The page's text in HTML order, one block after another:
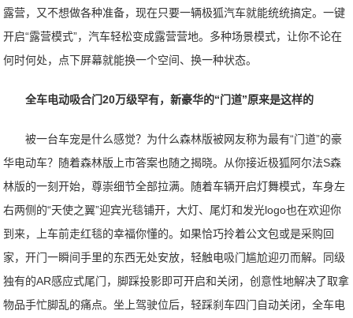
露营，又不想做各种准备，现在只要一辆极狐汽车就能统统搞定。一键
开启“露营模式”，汽车轻松变成露营营地。多种场景模式，让你不论在
何时何处，点下屏幕就能换一个空间、换一种状态。
全车电动吸合门20万级罕有，新豪华的“门道”原来是这样的
被一台车宠是什么感觉？为什么森林版被网友称为最有“门道”的豪
华电动车？随着森林版上市答案也随之揭晓。从你接近极狐阿尔法S森
林版的一刻开始，尊崇细节全部拉满。随着车辆开启灯舞模式，车身左
右两侧的“天使之翼”迎宾光毯铺开，大灯、尾灯和发光logo也在欢迎你
到来，上车前走红毯的幸福你懂的。如果恰巧拎着公文包或是采购回
家，开门一瞬间手里的东西无处安放，轻触电吸门尴尬迎刃而解。同级
独有的AR感应式尾门，脚踩投影即可开启和关闭，创意性地解决了取拿
物品手忙脚乱的痛点。坐上驾驶位后，轻踩刹车四门自动关闭，全车电